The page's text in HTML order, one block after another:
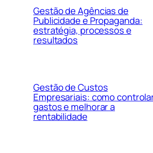
Gestão de Agências de
Publicidade e Propaganda:
estratégia, processos e
resultados
Gestão de Custos
Empresariais: como
gastos e melhorar a
rentabilidade